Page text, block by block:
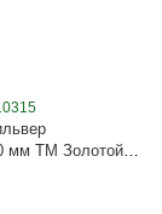
мм ТМ Золотой